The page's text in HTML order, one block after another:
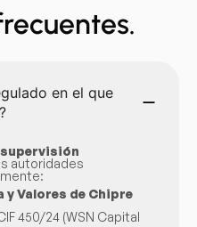
en el que
supervisión
autoridades
y Valores de Chipre
450/24 (WSN Capital